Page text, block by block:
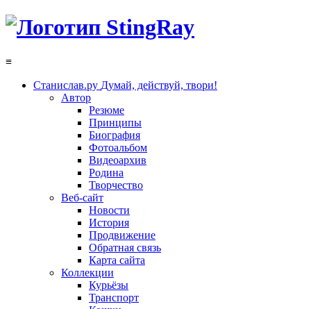
≡
Станислав.ру Думай, действуй, твори!
Автор
Резюме
Принципы
Биография
Фотоальбом
Видеоархив
Родина
Творчество
Веб-сайт
Новости
История
Продвижение
Обратная связь
Карта сайта
Коллекции
Курьёзы
Транспорт